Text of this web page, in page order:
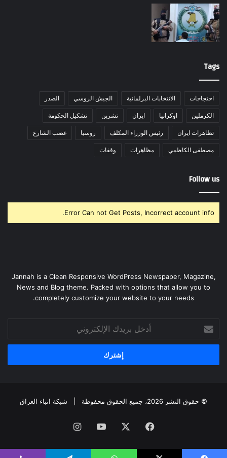
Tags
احتجاجات الانتخابات البرلمانية الجيش الروسي الصدر
الكرملين اوكرانيا ايران تشرين تشكيل الحكومة
تظاهرات ايران رئيس الوزراء المكلف روسيا غضب الشارع
مصطفى الكاظمي مظاهرات وقفات
Follow us
Error Can not Get Posts, Incorrect account info.
Jannah is a Clean Responsive WordPress Newspaper, Magazine,
News and Blog theme. Packed with options that allow you to
completely customize your website to your needs.
بريدك
الإلكتروني
© حقوق النشر 2026، جميع الحقوق محفوظة | شبكة انباء العراق
فيسبوك ‫YouTubeانستقرام